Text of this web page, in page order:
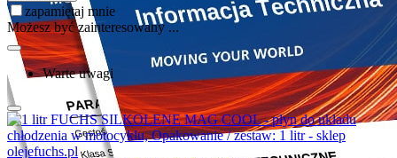
zapamiętaj mnie
Możesz być zainteresowany ...
Warte uwagi